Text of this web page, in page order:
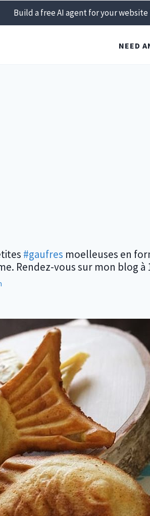
Build a free AI agent for your website
NEED
#gaufres moelleuses en
Rendez-vous sur mon blog à